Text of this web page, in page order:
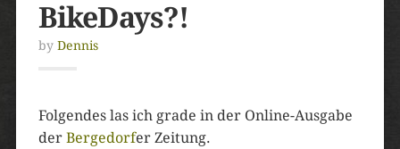
BikeDays?!
by Dennis
Folgendes las ich grade in der Online-Ausgabe
der Bergedorfer Zeitung.